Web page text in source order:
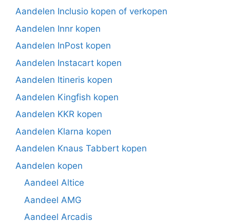
Aandelen Inclusio kopen of verkopen
Aandelen Innr kopen
Aandelen InPost kopen
Aandelen Instacart kopen
Aandelen Itineris kopen
Aandelen Kingfish kopen
Aandelen KKR kopen
Aandelen Klarna kopen
Aandelen Knaus Tabbert kopen
Aandelen kopen
Aandeel Altice
Aandeel AMG
Aandeel Arcadis